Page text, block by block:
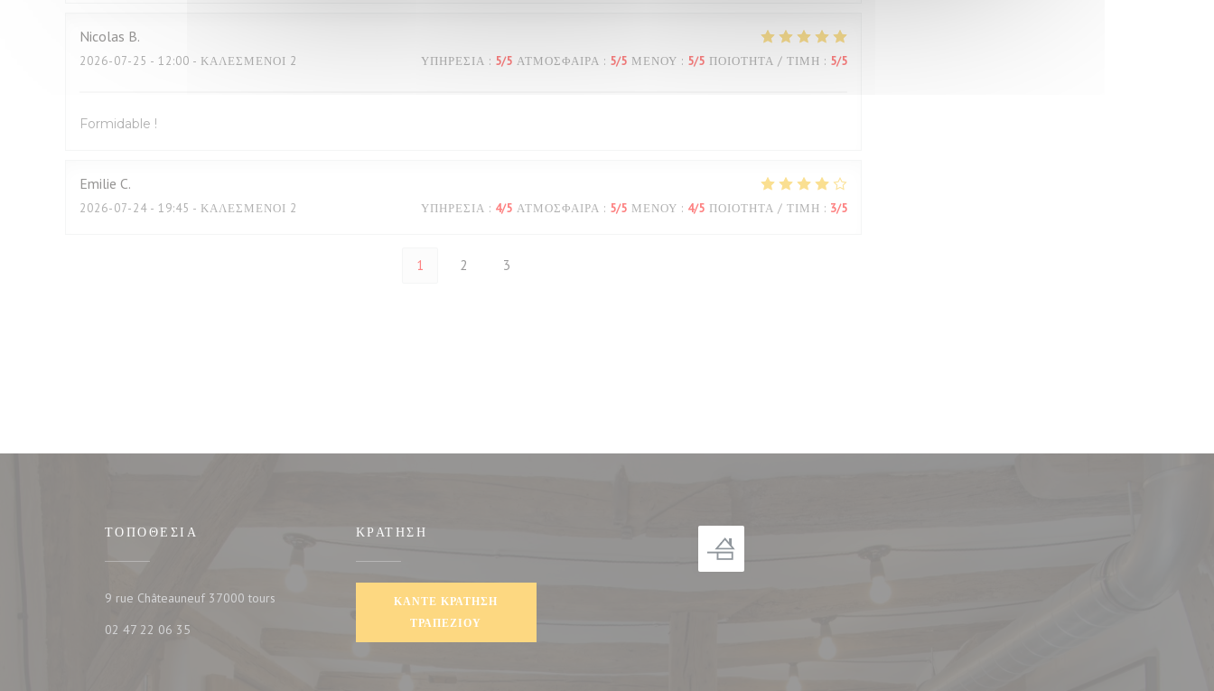
Nicolas B
2026-07-25 - 12:00 - ΚΑΛΕΣΜΈΝΟΙ 2 ΥΠΗΡΕΣΊΑ : 5/5 ΑΤΜΌΣΦΑΙΡΑ : 5/5 ΜΕΝΟΎ : 5/5 ΠΟΙΌΤΗΤΑ / ΤΙΜΉ : 5/5
Formidable !
Emilie C
2026-07-24 - 19:45 - ΚΑΛΕΣΜΈΝΟΙ 2 ΥΠΗΡΕΣΊΑ : 4/5 ΑΤΜΌΣΦΑΙΡΑ : 5/5 ΜΕΝΟΎ : 4/5 ΠΟΙΌΤΗΤΑ / ΤΙΜΉ : 3/5
1 2 3
ΤΟΠΟΘΕΣΊΑ
9 rue Châteauneuf 37000 tours((ανοίγει σε νέο παράθυρο))
02 47 22 06 35
ΚΡΆΤΗΣΗ
ΚΆΝΤΕ ΚΡΆΤΗΣΗ
ΤΡΑΠΕΖΙΟΎ